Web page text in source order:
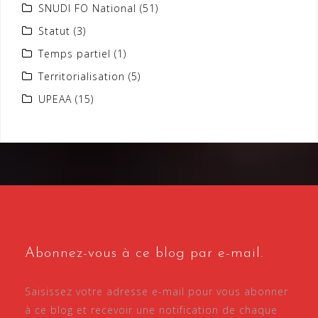
SNUDI FO National (51)
Statut (3)
Temps partiel (1)
Territorialisation (5)
UPEAA (15)
Abonnez-vous à ce blog par e-mail.
Saisissez votre adresse e-mail pour vous abonner
à ce blog et recevoir une notification de chaque